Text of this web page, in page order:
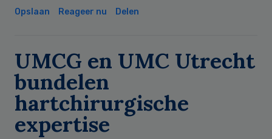
Opslaan Reageer nu Delen
UMCG en UMC Utrecht
bundelen
hartchirurgische
expertise